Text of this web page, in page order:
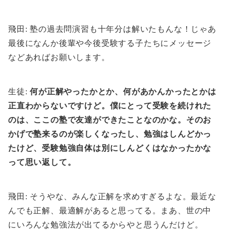
飛田: 塾の過去問演習も十年分は解いたもんな！じゃあ
最後になんか後輩や今後受験する子たちにメッセージ
などあればお願いします。
生徒:何が正解やったかとか、何があかんかったとかは
正直わからないですけど。僕にとって受験を続けれた
のは、ここの塾で友達ができたことなのかな。そのお
かげで塾来るのが楽しくなったし、勉強はしんどかっ
たけど、受験勉強自体は別にしんどくはなかったかな
って思い返して。
飛田: そうやな、みんな正解を求めすぎるよな。最近な
んでも正解、最適解があると思ってる。まあ、世の中
にいろんな勉強法が出てるからやと思うんだけど。